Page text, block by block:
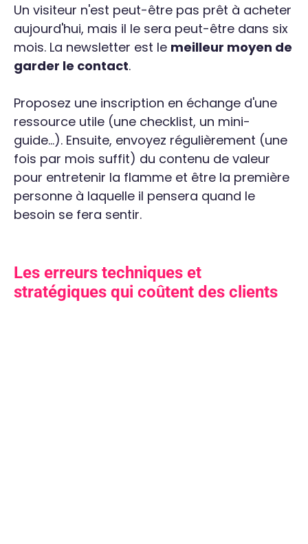
Un visiteur n'est peut-être pas prêt à acheter
aujourd'hui, mais il le sera peut-être dans six
mois. La newsletter est le meilleur moyen de
garder le contact.
Proposez une inscription en échange d'une
ressource utile (une checklist, un mini-
guide...). Ensuite, envoyez régulièrement (une
fois par mois suffit) du contenu de valeur
pour entretenir la flamme et être la première
personne à laquelle il pensera quand le
besoin se fera sentir.
Les erreurs techniques et
stratégiques qui coûtent des clients